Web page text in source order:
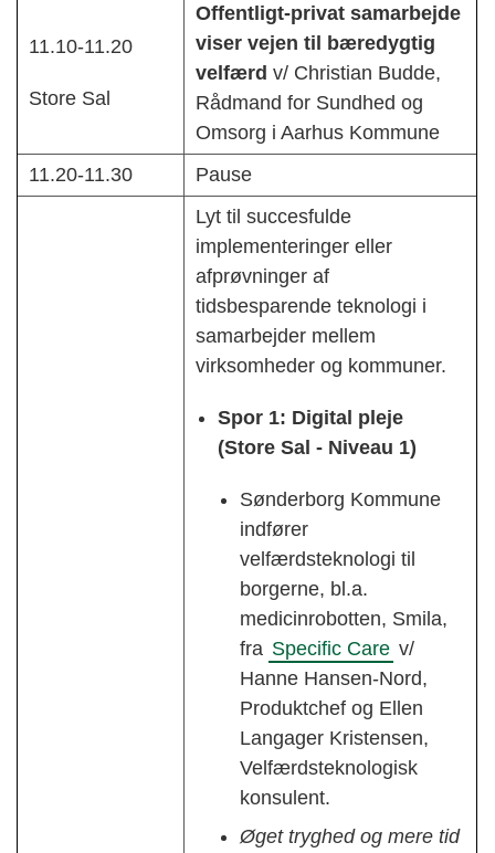
11.10-11.20
Store Sal
Offentligt-privat samarbejde
viser vejen til bæredygtig
velfærd v/ Christian Budde,
Rådmand for Sundhed og
Omsorg i Aarhus Kommune
11.20-11.30
Pause
Lyt til succesfulde
implementeringer eller
afprøvninger af
tidsbesparende teknologi i
samarbejder mellem
virksomheder og kommuner.
Spor 1: Digital pleje
(Store Sal - Niveau 1)
Sønderborg Kommune
indfører
velfærdsteknologi til
borgerne, bl.a.
medicinrobotten, Smila,
fra Specific Care v/
Hanne Hansen-Nord,
Produktchef og Ellen
Langager Kristensen,
Velfærdsteknologisk
konsulent.
Øget tryghed og mere tid